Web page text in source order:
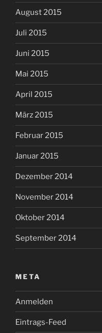
August 2015
Juli 2015
Juni 2015
Mai 2015
April 2015
März 2015
Februar 2015
Januar 2015
Dezember 2014
November 2014
Oktober 2014
September 2014
META
Anmelden
Eintrags-Feed